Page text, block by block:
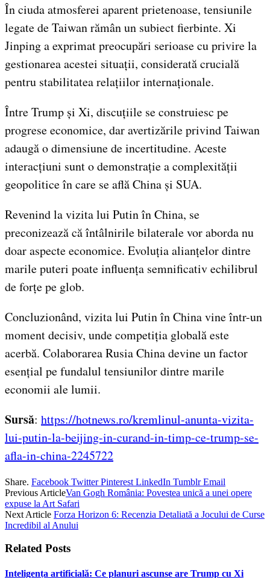
În ciuda atmosferei aparent prietenoase, tensiunile
legate de Taiwan rămân un subiect fierbinte. Xi
Jinping a exprimat preocupări serioase cu privire la
gestionarea acestei situații, considerată crucială
pentru stabilitatea relațiilor internaționale.
Între Trump și Xi, discuțiile se construiesc pe
progrese economice, dar avertizările privind Taiwan
adaugă o dimensiune de incertitudine. Aceste
interacțiuni sunt o demonstrație a complexității
geopolitice în care se află China și SUA.
Revenind la vizita lui Putin în China, se
preconizează că întâlnirile bilaterale vor aborda nu
doar aspecte economice. Evoluția alianțelor dintre
marile puteri poate influența semnificativ echilibrul
de forțe pe glob.
Concluzionând, vizita lui Putin în China vine într-un
moment decisiv, unde competiția globală este
acerbă. Colaborarea Rusia China devine un factor
esențial pe fundalul tensiunilor dintre marile
economii ale lumii.
Sursă: https://hotnews.ro/kremlinul-anunta-vizita-
lui-putin-la-beijing-in-curand-in-timp-ce-trump-se-
afla-in-china-2245722
Share. Facebook Twitter Pinterest LinkedIn Tumblr Email
Previous ArticleVan Gogh România: Povestea unică a unei opere
expuse la Art Safari
Next Article Forza Horizon 6: Recenzia Detaliată a Jocului de Curse
Incredibil al Anului
Related Posts
Inteligența artificială: Ce planuri ascunse are Trump cu Xi